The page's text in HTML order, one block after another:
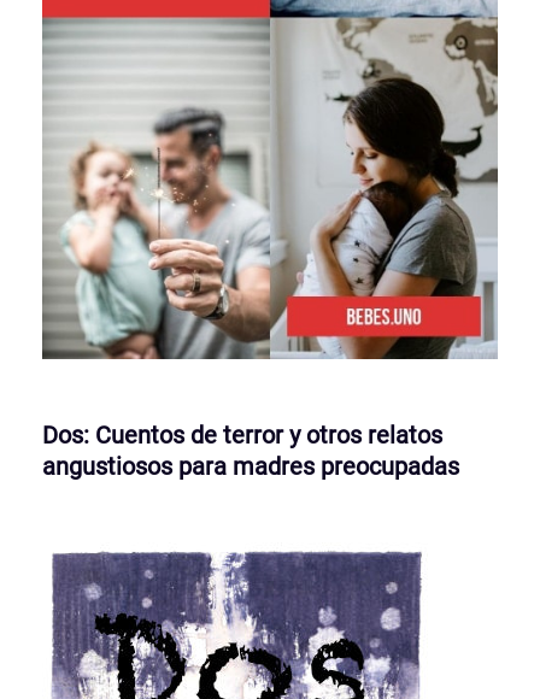
Dos: Cuentos de terror y otros relatos
angustiosos para madres preocupadas